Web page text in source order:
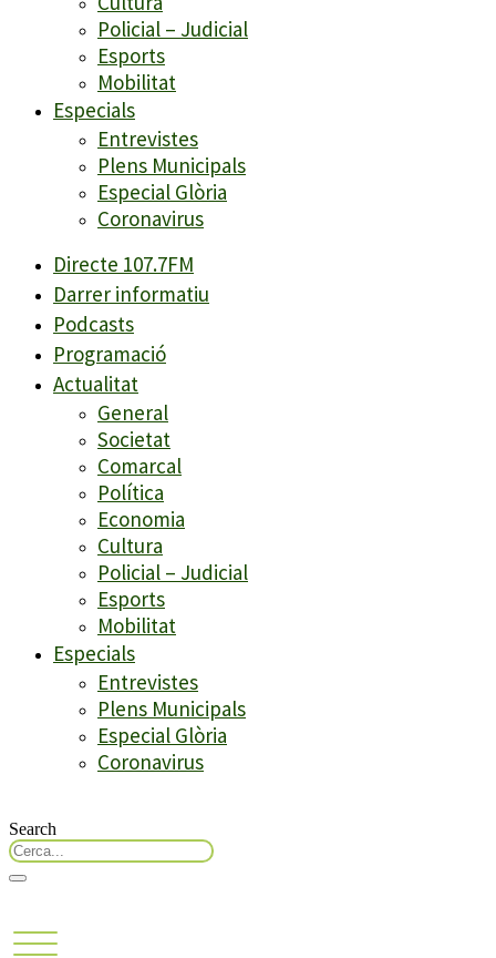
Policial – Judicial
Esports
Mobilitat
Especials
Entrevistes
Plens Municipals
Especial Glòria
Coronavirus
Directe 107.7FM
Darrer informatiu
Podcasts
Programació
Actualitat
General
Societat
Comarcal
Política
Economia
Cultura
Policial – Judicial
Esports
Mobilitat
Especials
Entrevistes
Plens Municipals
Especial Glòria
Coronavirus
Search